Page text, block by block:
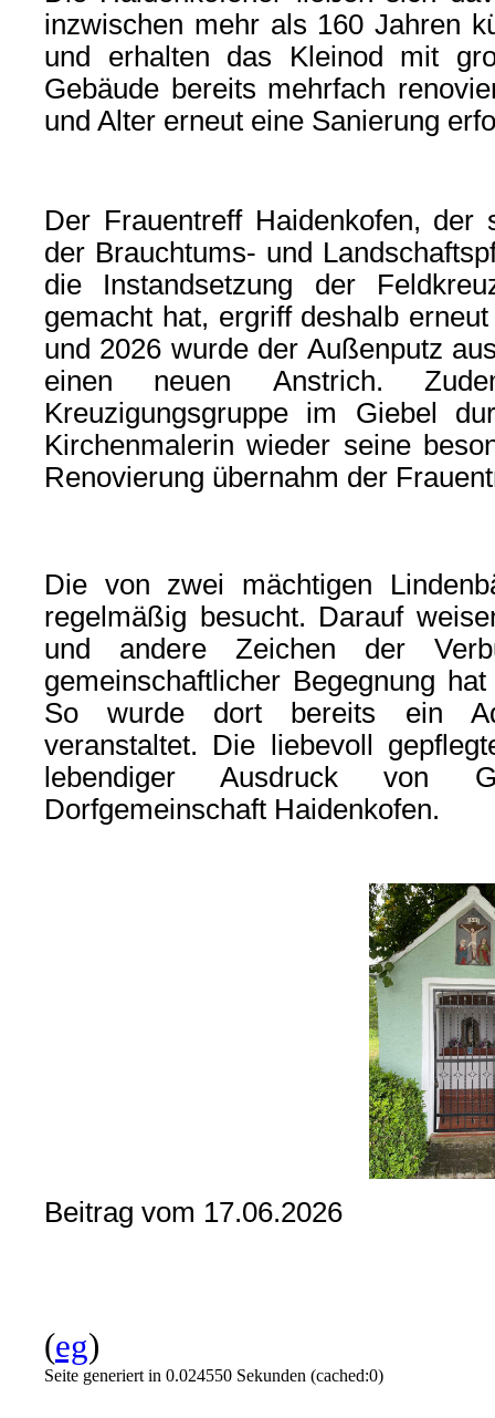
inzwischen mehr als 160 Jahren
und erhalten das Kleinod mit
Gebäude bereits mehrfach
und Alter erneut eine Sanierung
Der Frauentreff Haidenkofen,
der Brauchtums- und
die Instandsetzung der
gemacht hat, ergriff deshalb
und 2026 wurde der Außenputz
einen neuen Anstrich.
Kreuzigungsgruppe im Giebel
Kirchenmalerin wieder seine
Renovierung übernahm der
Die von zwei mächtigen
regelmäßig besucht. Darauf
und andere Zeichen der
gemeinschaftlicher Begegnung
So wurde dort bereits ein
veranstaltet. Die liebevoll
lebendiger Ausdruck von
Dorfgemeinschaft Haidenkofen.
Beitrag vom 17.06.2026
(eg)
Seite generiert in 0.024550 Sekunden (cached:0)